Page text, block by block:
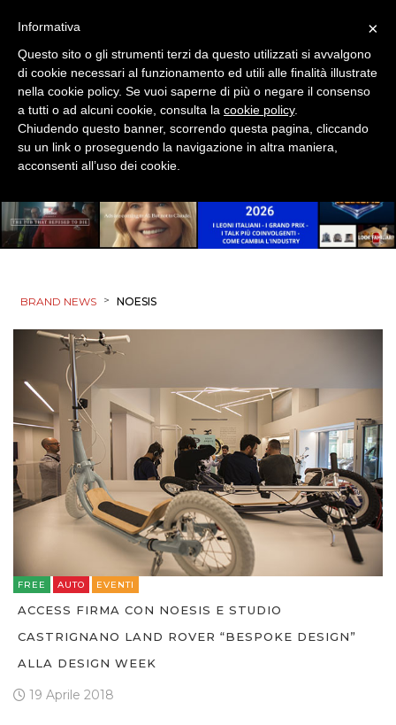
BRAND NEWS > NOESIS
FREE AUTO EVENTI
ACCESS FIRMA CON NOESIS E STUDIO
CASTRIGNANO LAND ROVER “BESPOKE DESIGN”
ALLA DESIGN WEEK
19 Aprile 2018
×
Informativa
Questo sito o gli strumenti terzi da questo utilizzati si avvalgono
di cookie necessari al funzionamento ed utili alle finalità illustrate
nella cookie policy. Se vuoi saperne di più o negare il consenso
a tutti o ad alcuni cookie, consulta la cookie policy.
Chiudendo questo banner, scorrendo questa pagina, cliccando
su un link o proseguendo la navigazione in altra maniera,
acconsenti all’uso dei cookie.